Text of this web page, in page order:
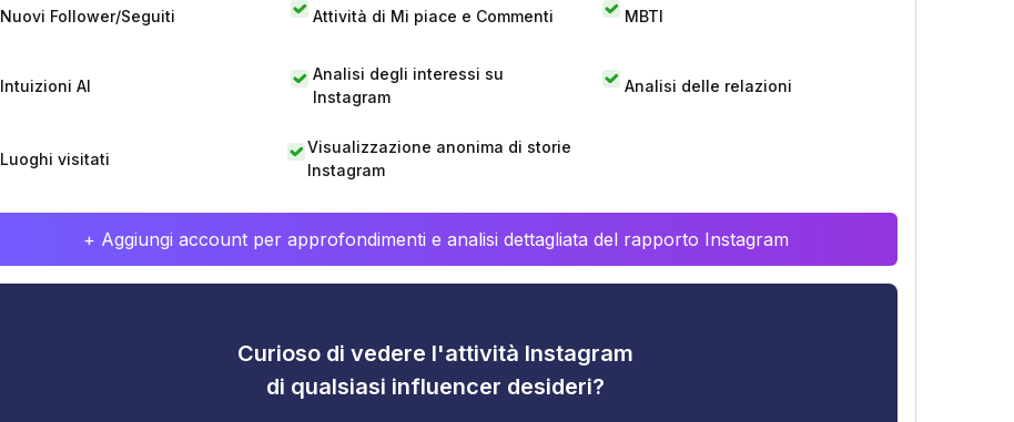
Nuovi Follower/Seguiti Attività di Mi piace e Commenti MBTI
Intuizioni AI
Analisi degli interessi su
Instagram
Analisi delle relazioni
Luoghi visitati
Visualizzazione anonima di storie
Instagram
+ Aggiungi account per approfondimenti e analisi dettagliata del rapporto Instagram
Curioso di vedere l'attività Instagram
di qualsiasi influencer desideri?